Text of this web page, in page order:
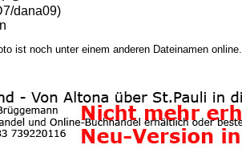
dana09)
ist noch unter einem anderen Dateinamen online.